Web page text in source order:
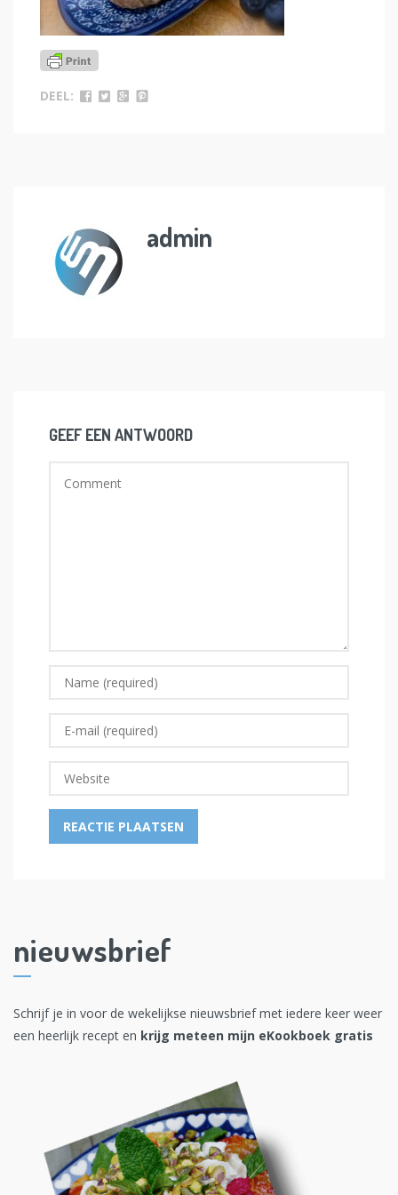
DEEL:
admin
GEEF EEN ANTWOORD
nieuwsbrief
Schrijf je in voor de wekelijkse nieuwsbrief met iedere keer weer
een heerlijk recept en krijg meteen mijn eKookboek gratis